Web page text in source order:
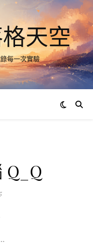
天空
每一次實驗
Q_Q